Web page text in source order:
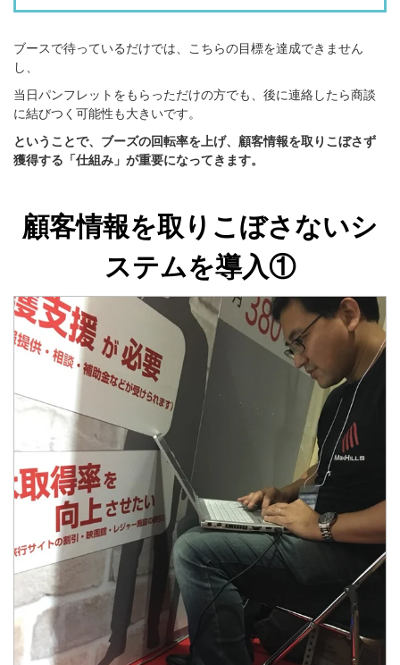
ブースで待っているだけでは、こちらの目標を達成できません
し、
当日パンフレットをもらっただけの方でも、後に連絡したら商談
に結びつく可能性も大きいです。
ということで、ブーズの回転率を上げ、顧客情報を取りこぼさず
獲得する「仕組み」が重要になってきます。
顧客情報を取りこぼさないシ
ステムを導入①